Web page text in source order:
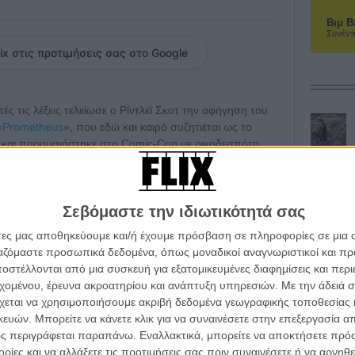
Σεβόμαστε την ιδιωτικότητά σας
μας αποθηκεύουμε και/ή έχουμε πρόσβαση σε πληροφορίες σε
προσωπικά δεδομένα, όπως μοναδικοί αναγνωριστικοί και
από μια συσκευή για εξατομικευμένες διαφημίσεις και
έρευνα ακροατηρίου και ανάπτυξη υπηρεσιών. Με την άδειά
να χρησιμοποιήσουμε ακριβή δεδομένα γεωγραφικής τοποθεσίας
Μπορείτε να κάνετε κλικ για να συναινέσετε στην επεξεργασία
περιγράφεται παραπάνω. Εναλλακτικά, μπορείτε να αποκτήσετε
και να αλλάξετε τις προτιμήσεις σας πριν συναινέσετε ή να
στις προτιμήσεις σας στο Google
λέξεις τελείωσε ο Ρίντλεϊ Σκοτ την αφήγηση του
Prometheus», που εδώ και καιρό συζητιέται ως το
παρουσιάστηκε στο Comic-Con με οικοδεσπότη
υπογράφει το σενάριο.
έναν μακρινό πλανήτη για να συναντήσει βιολογικά
Ανάμεσα τους η Νούμι Ραπάς («Το Κορίτσι Με
και ο Μάικλ Φασμπέντερ, ο τελευταίος στο ρόλο ενός
αποκάλυψε πως ο ρόλος της είναι λιγότερο
παρουσιάσε σε βίντεο – σύνδεση τον Σκοτ, ο οποίος
σκηνή της ταινίας. Οταν τον ρώτησε γιατί άργησε
φαντασία, ο Σκοτ δήλωσε πως «ημουν πολύ
δεν θα επέστρεφα μέχρι τη στιγμή που
Βιμ